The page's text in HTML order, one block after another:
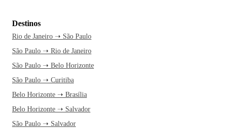
Destinos
Rio de Janeiro ➝ São Paulo
São Paulo ➝ Rio de Janeiro
São Paulo ➝ Belo Horizonte
São Paulo ➝ Curitiba
Belo Horizonte ➝ Brasília
Belo Horizonte ➝ Salvador
São Paulo ➝ Salvador